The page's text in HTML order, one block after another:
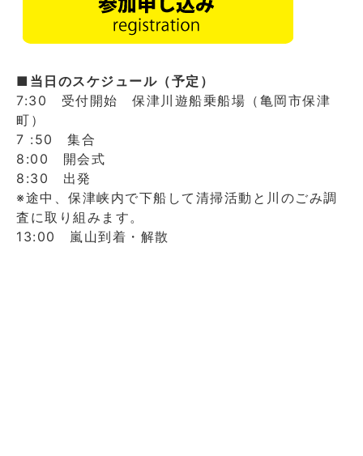
■当日のスケジュール（予定）
7:30 受付開始 保津川遊船乗船場（亀岡市保津
町）
7 :50 集合
8:00 開会式
8:30 出発
※途中、保津峡内で下船して清掃活動と川のごみ調
査に取り組みます。
13:00 嵐山到着・解散